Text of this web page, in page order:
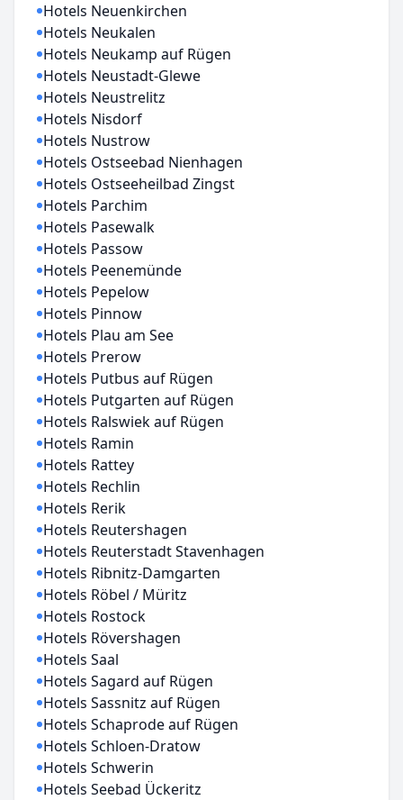
Hotels Neuenkirchen
Hotels Neukalen
Hotels Neukamp auf Rügen
Hotels Neustadt-Glewe
Hotels Neustrelitz
Hotels Nisdorf
Hotels Nustrow
Hotels Ostseebad Nienhagen
Hotels Ostseeheilbad Zingst
Hotels Parchim
Hotels Pasewalk
Hotels Passow
Hotels Peenemünde
Hotels Pepelow
Hotels Pinnow
Hotels Plau am See
Hotels Prerow
Hotels Putbus auf Rügen
Hotels Putgarten auf Rügen
Hotels Ralswiek auf Rügen
Hotels Ramin
Hotels Rattey
Hotels Rechlin
Hotels Rerik
Hotels Reutershagen
Hotels Reuterstadt Stavenhagen
Hotels Ribnitz-Damgarten
Hotels Röbel / Müritz
Hotels Rostock
Hotels Rövershagen
Hotels Saal
Hotels Sagard auf Rügen
Hotels Sassnitz auf Rügen
Hotels Schaprode auf Rügen
Hotels Schloen-Dratow
Hotels Schwerin
Hotels Seebad Ückeritz